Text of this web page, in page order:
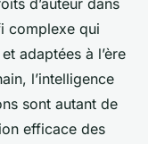
d’auteur dans
complexe qui
adaptées à l’ère
l’intelligence
sont autant de
efficace des